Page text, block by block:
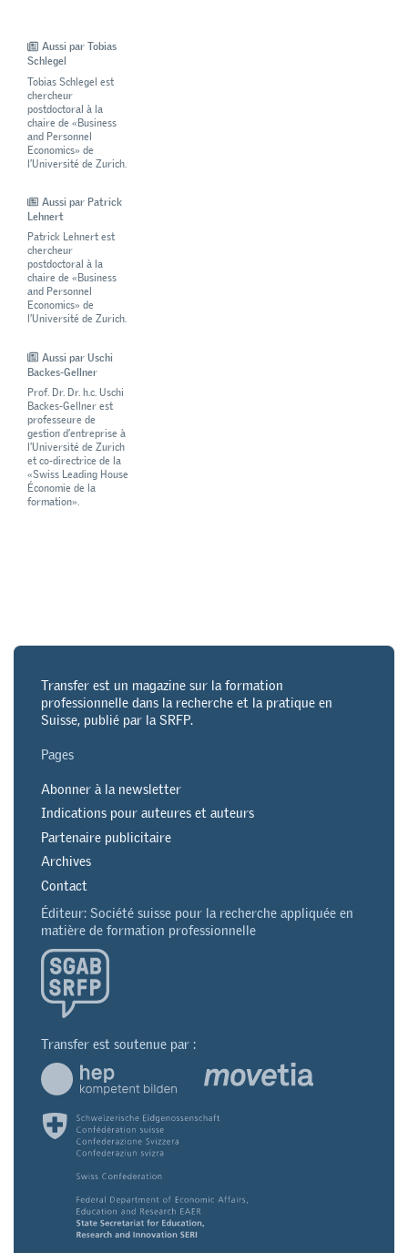
Aussi par Tobias
Schlegel
Tobias Schlegel est
chercheur
postdoctoral à la
chaire de «Business
and Personnel
Economics» de
l’Université de Zurich.
Aussi par Patrick
Lehnert
Patrick Lehnert est
chercheur
postdoctoral à la
chaire de «Business
and Personnel
Economics» de
l’Université de Zurich.
Aussi par Uschi
Backes-Gellner
Prof. Dr. Dr. h.c. Uschi
Backes-Gellner est
professeure de
gestion d’entreprise à
l’Université de Zurich
et co-directrice de la
«Swiss Leading House
Économie de la
formation».
Transfer est un magazine sur la formation
professionnelle dans la recherche et la pratique en
Suisse, publié par la SRFP.
Pages
Abonner à la newsletter
Indications pour auteures et auteurs
Partenaire publicitaire
Archives
Contact
Éditeur: Société suisse pour la recherche appliquée en
matière de formation professionnelle
Transfer est soutenue par :